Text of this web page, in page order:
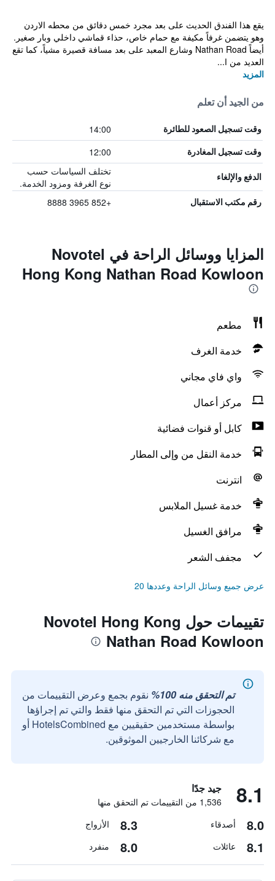
يقع هذا الفندق الحديث على بعد مجرد خمس دقائق من محطه الاردن
وهو يتضمن غرفاً مكيفة مع حمام خاص، حذاء قماشي داخلي وبار صغير.
أيضاً Nathan Road وشارع المعبد على بعد مسافة قصيرة مشياً، كما تقع
العديد من ا...
المزيد
من الجيد أن تعلم
وقت تسجيل الصعود للطائرة 14:00
وقت تسجيل المغادرة 12:00
الدفع والإلغاء
تختلف السياسات حسب
نوع الغرفة ومزود الخدمة.
رقم مكتب الاستقبال +852 3965 8888
المزايا ووسائل الراحة في Novotel
Hong Kong Nathan Road Kowloon
مطعم
خدمة الغرف
واي فاي مجاني
مركز أعمال
كابل أو قنوات فضائية
خدمة النقل من وإلى المطار
انترنت
خدمة غسيل الملابس
مرافق الغسيل
مجفف الشعر
عرض جميع وسائل الراحة وعددها 20
تقييمات حول Novotel Hong Kong
Nathan Road Kowloon
تم التحقق منه 100%
نقوم بجمع وعرض التقييمات من
الحجوزات التي تم التحقق منها فقط والتي تم إجراؤها
بواسطة مستخدمين حقيقيين مع HotelsCombined أو
مع شركائنا الخارجيين الموثوقين.
8.1 جيد جدًا
1,536 من التقييمات تم التحقق منها
8.0 أصدقاء 8.3 الأزواج
8.1 عائلات 8.0 منفرد